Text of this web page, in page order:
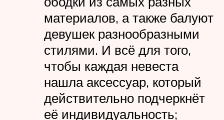
материалов, а также балуют
девушек разнообразными
стилями. И всё для того,
чтобы каждая невеста
нашла аксессуар, который
действительно подчеркнёт
её индивидуальность;